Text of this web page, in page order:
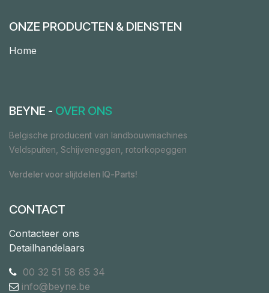
ONZE PRODUCTEN & DIENSTEN
Home
BEYNE - OVER ONS
Belgische producent van landbouwmachines
Veldspuiten, Schijveneggen, rotorkopeggen
Verdeler voor slijtdelen IQ-Parts!
CONTACT
Contacteer ons
Detailhandelaars
00 32 51 58 85 34
info@beyne.be